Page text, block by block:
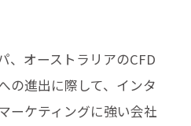
、オーストラリアのCFD
の進出に際して、インタ
ーケティングに強い会社